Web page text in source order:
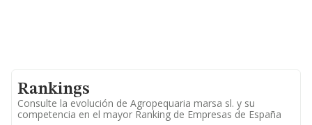
Rankings
Consulte la evolución de Agropequaria marsa sl. y su
competencia en el mayor Ranking de Empresas de España